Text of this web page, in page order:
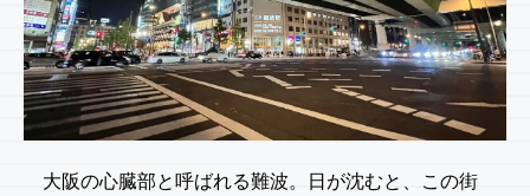
大阪の心臓部と呼ばれる難波。日が沈むと、この街